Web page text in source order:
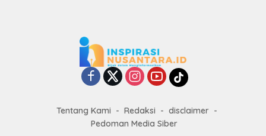
Tentang Kami Redaksi
disclaimer
Pedoman Media Siber